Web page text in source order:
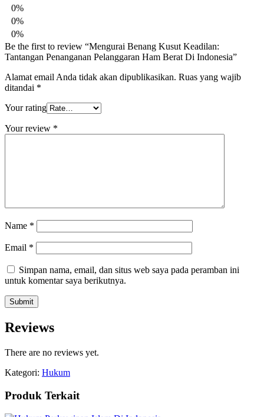
0%
0%
0%
Be the first to review “Mengurai Benang Kusut Keadilan:
Tantangan Penanganan Pelanggaran Ham Berat Di Indonesia”
Alamat email Anda tidak akan dipublikasikan. Ruas yang wajib
ditandai *
Your rating
Your review *
Name *
Email *
Simpan nama, email, dan situs web saya pada peramban ini
untuk komentar saya berikutnya.
Reviews
There are no reviews yet.
Kategori: Hukum
Produk Terkait